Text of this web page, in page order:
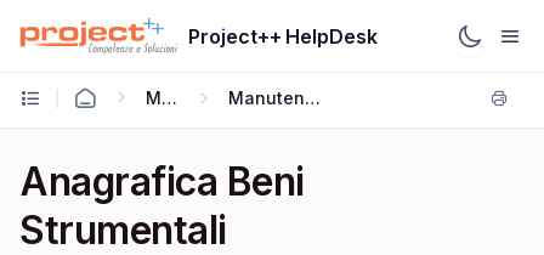
Project++ HelpDesk
M4GIE Manutenzione
Anagrafica Beni
Strumentali